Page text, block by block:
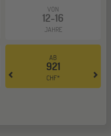
VON
12-16
JAHRE
AB
921
CHF*